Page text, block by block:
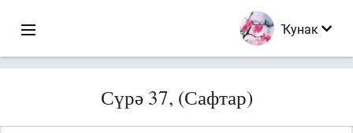
Ҡунак
Сүрә 37, (Сафтар)